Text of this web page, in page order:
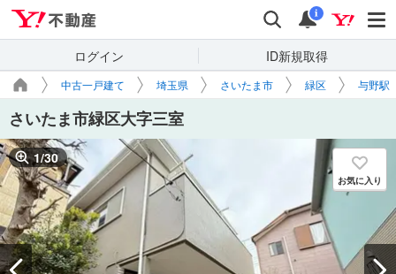
検索 通知
i
ログイン ID新規取得
中古一戸建て 埼玉県 さいたま市 緑区 与野駅
さいたま市緑区大字三室
1/30
お気に入り